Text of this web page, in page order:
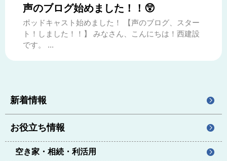
声のブログ始めました！！😲
ポッドキャスト始めました！ 【声のブログ、スター
ト！しました！！】 みなさん、こんにちは！西建設
です。 ...
新着情報
お役立ち情報
空き家・相続・利活用